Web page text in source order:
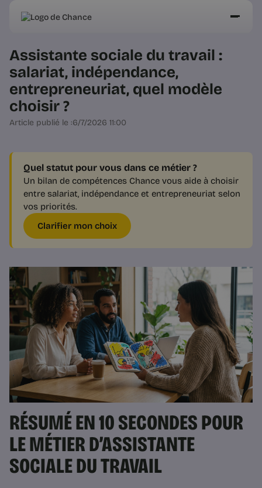
Assistante sociale du travail :
salariat, indépendance,
entrepreneuriat, quel modèle
choisir ?
Article publié le :6/7/2026 11:00
Quel statut pour vous dans ce métier ?
Un bilan de compétences Chance vous aide à choisir
entre salariat, indépendance et entrepreneuriat selon
vos priorités.
Clarifier mon choix
RÉSUMÉ EN 10 SECONDES POUR
LE MÉTIER D’ASSISTANTE
SOCIALE DU TRAVAIL